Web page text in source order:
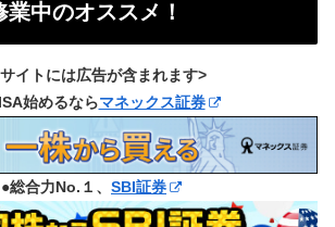
中のオススメ！
イトには広告が含まれます>
始めるならマネックス証券
●総合力No.１、 SBI証券